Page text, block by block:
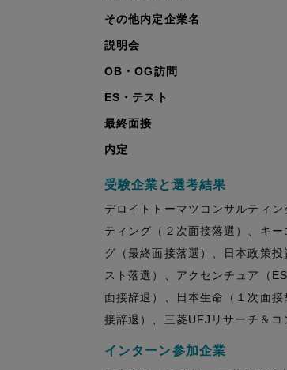
その他内定企業名
説明会
OB・OG訪問
ES・テスト
最終面接
内定
受験企業と選考結果
デロイトトーマツコンサルティ
ティング（２次面接落選）、キ
グ（最終面接落選）、日本政策
スト落選）、アクセンチュア（
面接辞退）、日本生命（１次面
接辞退）、三菱UFJリサーチ＆コ
インターン参加企業